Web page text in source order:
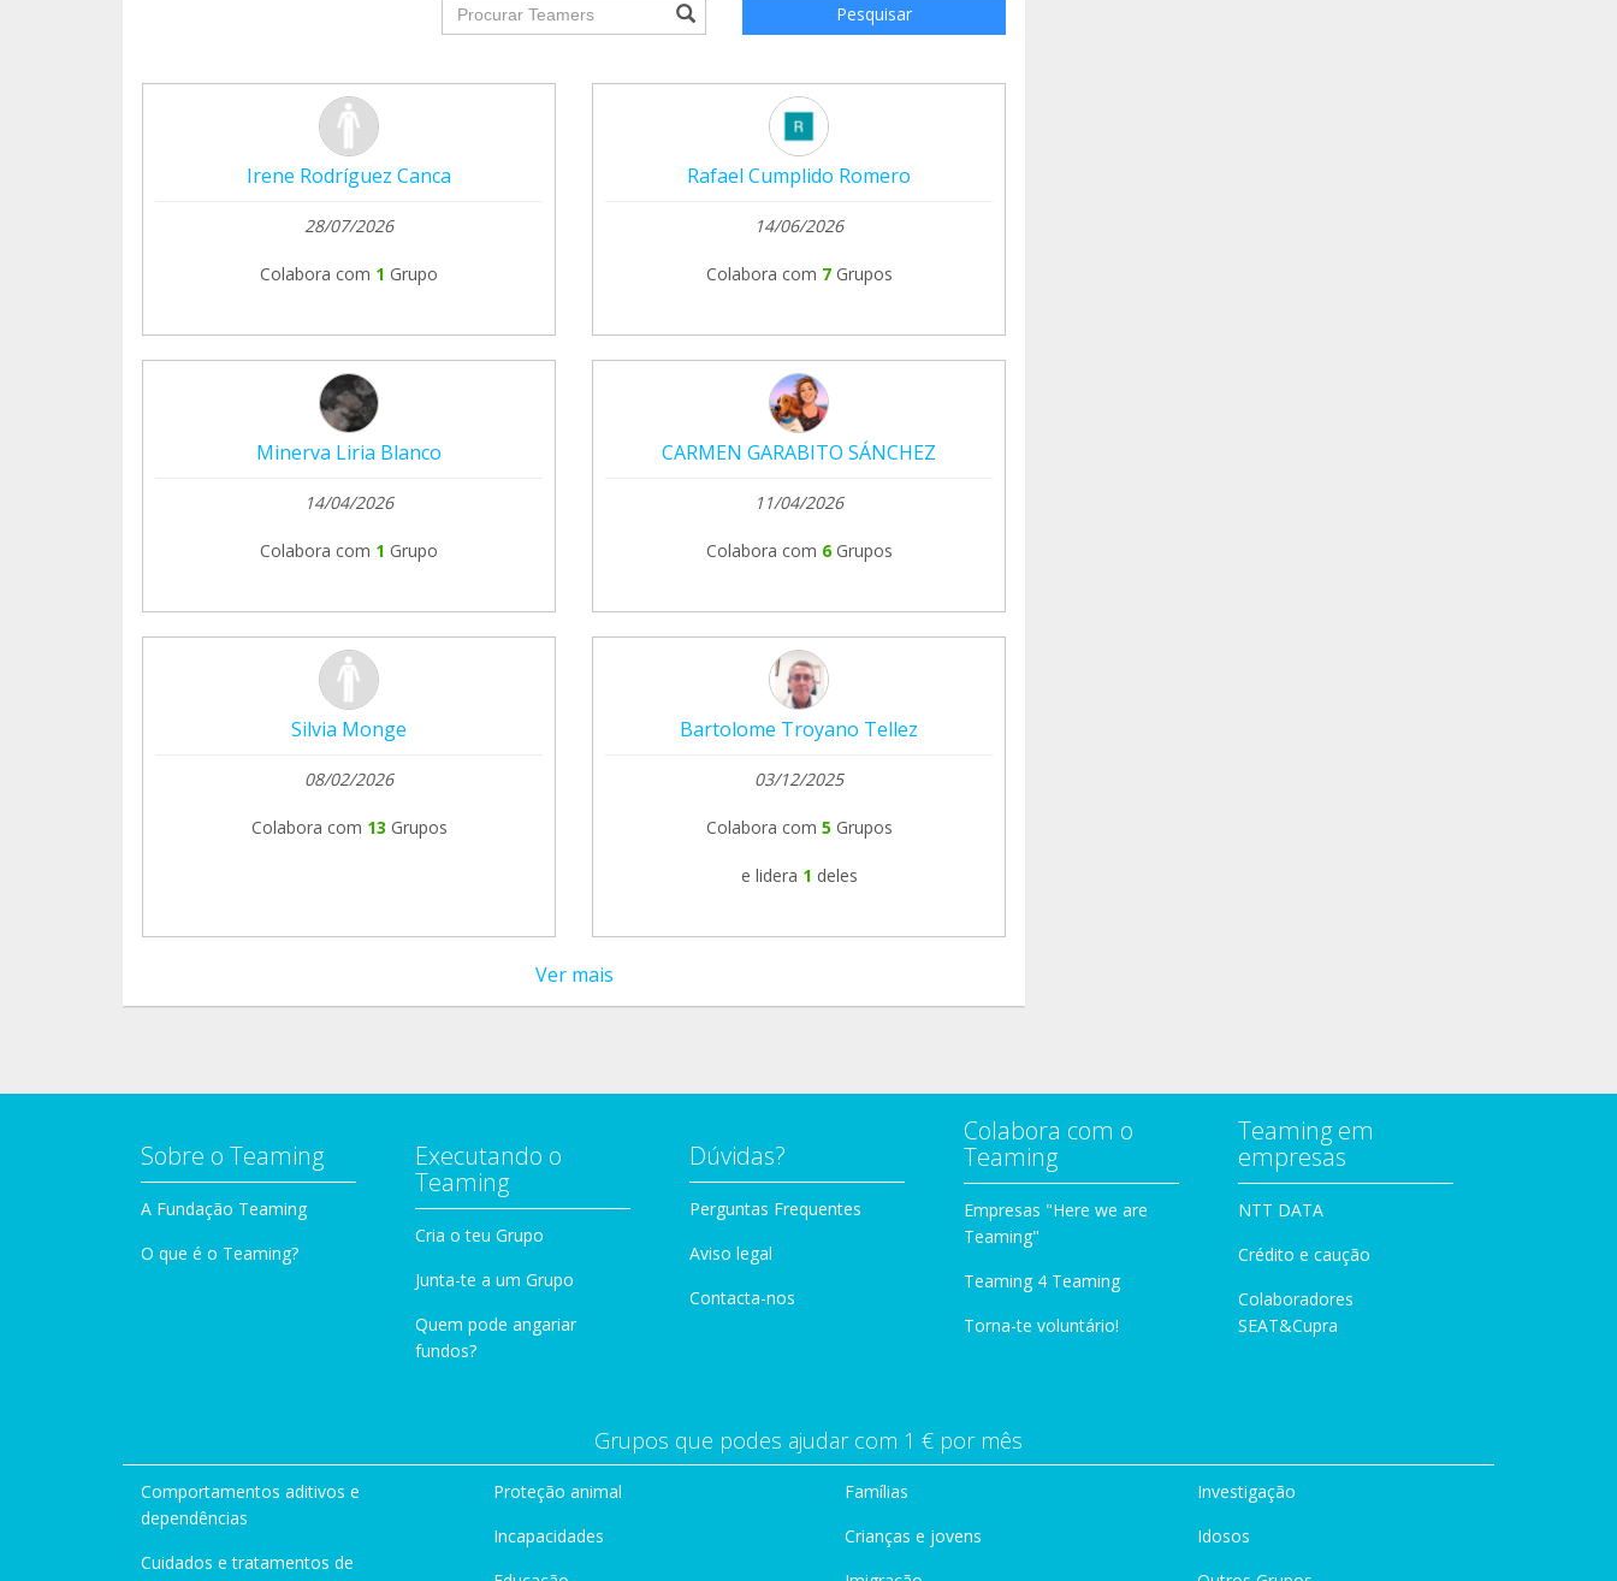
groupProfile.searchForm.search.text??? Pesquisar
Irene Rodríguez Canca
28/07/2026
Colabora com 1 Grupo
Rafael Cumplido Romero
14/06/2026
Colabora com 7 Grupos
Minerva Liria Blanco
14/04/2026
Colabora com 1 Grupo
CARMEN GARABITO SÁNCHEZ
11/04/2026
Colabora com 6 Grupos
Silvia Monge
08/02/2026
Colabora com 13 Grupos
Bartolome Troyano Tellez
03/12/2025
Colabora com 5 Grupos
e lidera 1 deles
Ver mais
Sobre o Teaming
A Fundação Teaming
O que é o Teaming?
Executando o
Teaming
Cria o teu Grupo
Junta-te a um Grupo
Quem pode angariar
fundos?
Dúvidas?
Perguntas Frequentes
Aviso legal
Contacta-nos
Colabora com o
Teaming
Empresas "Here we are
Teaming"
Teaming 4 Teaming
Torna-te voluntário!
Teaming em
empresas
NTT DATA
Crédito e caução
Colaboradores
SEAT&Cupra
Grupos que podes ajudar com 1 € por mês
Comportamentos aditivos e
dependências
Cuidados e tratamentos de
Proteção animal
Incapacidades
Famílias
Crianças e jovens
Investigação
Idosos